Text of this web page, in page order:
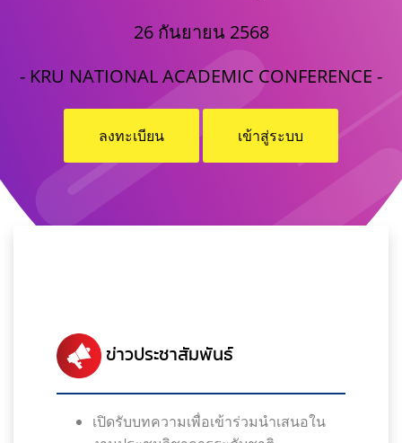
26 กันยายน 2568
- KRU NATIONAL ACADEMIC CONFERENCE -
ลงทะเบียน เข้าสู่ระบบ
ข่าวประชาสัมพันธ์
เปิดรับบทความเพื่อเข้าร่วมนำเสนอใน